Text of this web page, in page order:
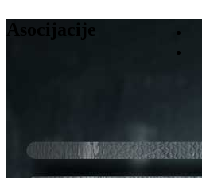
Asocijacije